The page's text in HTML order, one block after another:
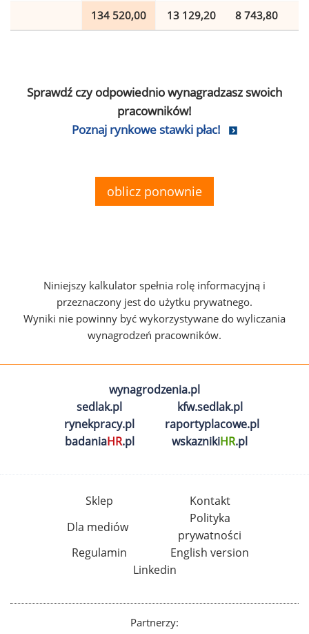
134 520,00 13 129,20 8 743,80
Sprawdź czy odpowiednio wynagradzasz swoich
pracowników!
Poznaj rynkowe stawki płac!
oblicz ponownie
Niniejszy kalkulator spełnia rolę informacyjną i
przeznaczony jest do użytku prywatnego.
Wyniki nie powinny być wykorzystywane do wyliczania
wynagrodzeń pracowników.
wynagrodzenia.pl
sedlak.pl
kfw.sedlak.pl
rynekpracy.pl
raportyplacowe.pl
badaniaHR.pl wskaznikiHR.pl
Sklep
Kontakt
Dla mediów
Polityka
prywatności
Regulamin
English version
Linkedin
Partnerzy: